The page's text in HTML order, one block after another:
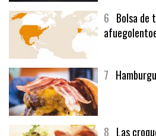
6Bolsa de